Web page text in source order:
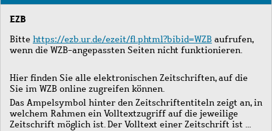
Journals
EZB
Bitte https://ezb.ur.de/ezeit/fl.phtml?bibid=WZB aufrufen,
wenn die WZB-angepassten Seiten nicht funktionieren.
Hier finden Sie alle elektronischen Zeitschriften, auf die
Sie im WZB online zugreifen können.
Das Ampelsymbol hinter den Zeitschriftentiteln zeigt an, in
welchem Rahmen ein Volltextzugriff auf die jeweilige
Zeitschrift möglich ist. Der Volltext einer Zeitschrift ist …